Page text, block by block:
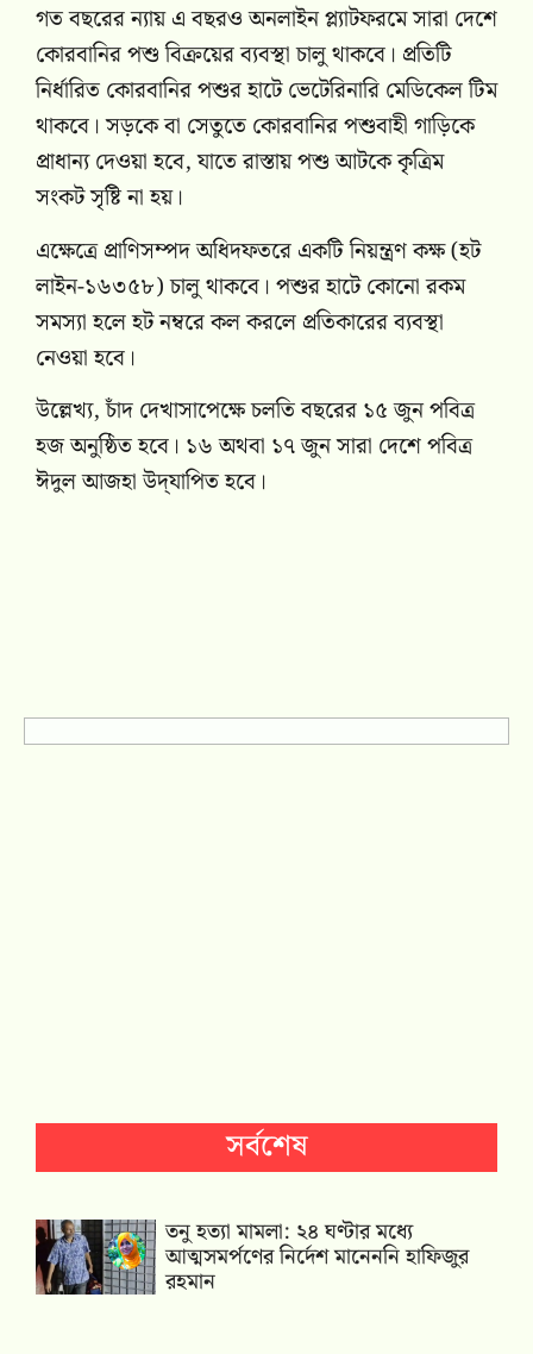
গত বছরের ন্যায় এ বছরও অনলাইন প্ল্যাটফরমে সারা দেশে
কোরবানির পশু বিক্রয়ের ব্যবস্থা চালু থাকবে। প্রতিটি
নির্ধারিত কোরবানির পশুর হাটে ভেটেরিনারি মেডিকেল টিম
থাকবে। সড়কে বা সেতুতে কোরবানির পশুবাহী গাড়িকে
প্রাধান্য দেওয়া হবে, যাতে রাস্তায় পশু আটকে কৃত্রিম
সংকট সৃষ্টি না হয়।
এক্ষেত্রে প্রাণিসম্পদ অধিদফতরে একটি নিয়ন্ত্রণ কক্ষ (হট
লাইন-১৬৩৫৮) চালু থাকবে। পশুর হাটে কোনো রকম
সমস্যা হলে হট নম্বরে কল করলে প্রতিকারের ব্যবস্থা
নেওয়া হবে।
উল্লেখ্য, চাঁদ দেখাসাপেক্ষে চলতি বছরের ১৫ জুন পবিত্র
হজ অনুষ্ঠিত হবে। ১৬ অথবা ১৭ জুন সারা দেশে পবিত্র
ঈদুল আজহা উদ্‌যাপিত হবে।
সর্বশেষ
তনু হত্যা মামলা: ২৪ ঘণ্টার মধ্যে
আত্মসমর্পণের নির্দেশ মানেননি হাফিজুর
রহমান